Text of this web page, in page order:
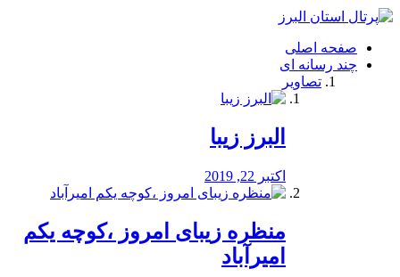
فصد
شرق
تهران
خشکشویی
صفحه اصلی
چند رسانه ای
تصاویر
البرز زیبا
اکتبر 22, 2019
منظره‌‌ زیبای امروز ،کوچه یکم
امیرآباد